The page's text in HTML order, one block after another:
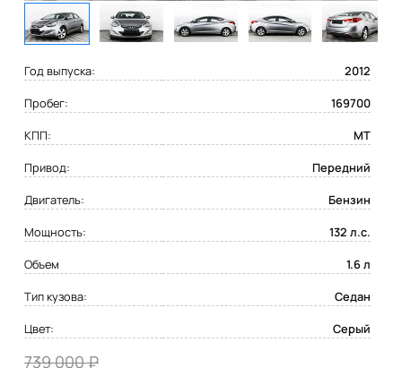
Год выпуска:
2012
Пробег:
169700
КПП:
MT
Привод:
Передний
Двигатель:
Бензин
Мощность:
132 л.с.
Объем
1.6 л
Тип кузова:
Седан
Цвет:
Серый
739 000 ₽